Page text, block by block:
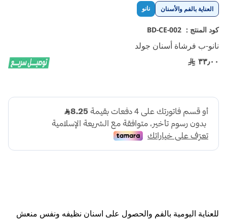
العناية بالفم والأسنان نانو
كود المنتج : BD-CE-002
نانو-ب فرشاة أسنان جولد
٣٣٫٠٠
للعناية اليومية بالفم والحصول على اسنان نظيفه ونفس منعش
تخطي
إلى
بداية
معرض
الصور